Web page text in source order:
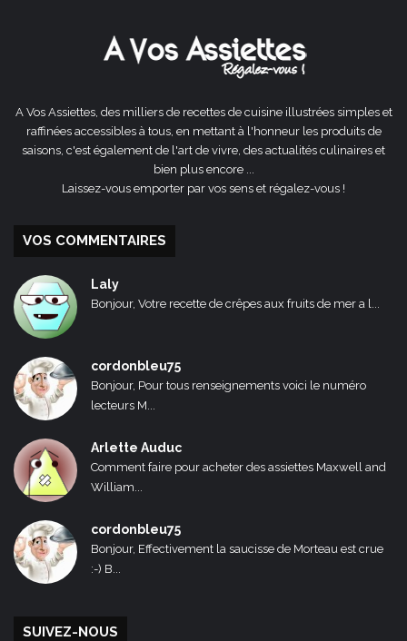
A Vos Assiettes, des milliers de recettes de cuisine illustrées simples et
raffinées accessibles à tous, en mettant à l'honneur les produits de
saisons, c'est également de l'art de vivre, des actualités culinaires et
bien plus encore ...
Laissez-vous emporter par vos sens et régalez-vous !
VOS COMMENTAIRES
Laly
Bonjour, Votre recette de crêpes aux fruits de mer a l...
cordonbleu75
Bonjour, Pour tous renseignements voici le numéro
lecteurs M...
Arlette Auduc
Comment faire pour acheter des assiettes Maxwell and
William...
cordonbleu75
Bonjour, Effectivement la saucisse de Morteau est crue
:-) B...
SUIVEZ-NOUS